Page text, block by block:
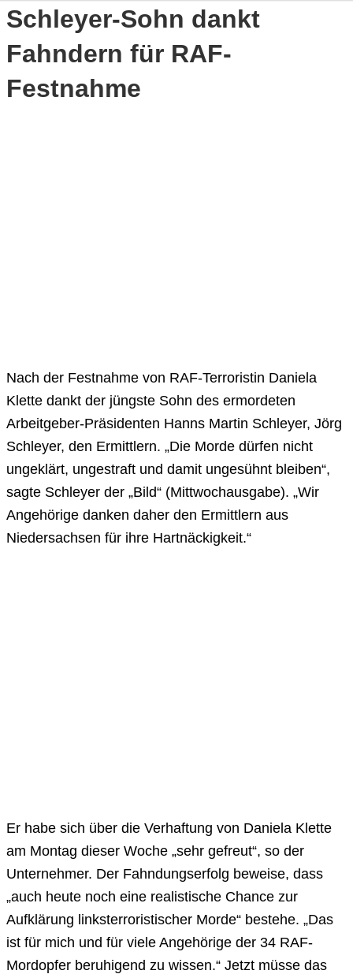
Schleyer-Sohn dankt
Fahndern für RAF-
Festnahme
Nach der Festnahme von RAF-Terroristin Daniela
Klette dankt der jüngste Sohn des ermordeten
Arbeitgeber-Präsidenten Hanns Martin Schleyer, Jörg
Schleyer, den Ermittlern. „Die Morde dürfen nicht
ungeklärt, ungestraft und damit ungesühnt bleiben“,
sagte Schleyer der „Bild“ (Mittwochausgabe). „Wir
Angehörige danken daher den Ermittlern aus
Niedersachsen für ihre Hartnäckigkeit.“
Er habe sich über die Verhaftung von Daniela Klette
am Montag dieser Woche „sehr gefreut“, so der
Unternehmer. Der Fahndungserfolg beweise, dass
„auch heute noch eine realistische Chance zur
Aufklärung linksterroristischer Morde“ bestehe. „Das
ist für mich und für viele Angehörige der 34 RAF-
Mordopfer beruhigend zu wissen.“ Jetzt müsse das